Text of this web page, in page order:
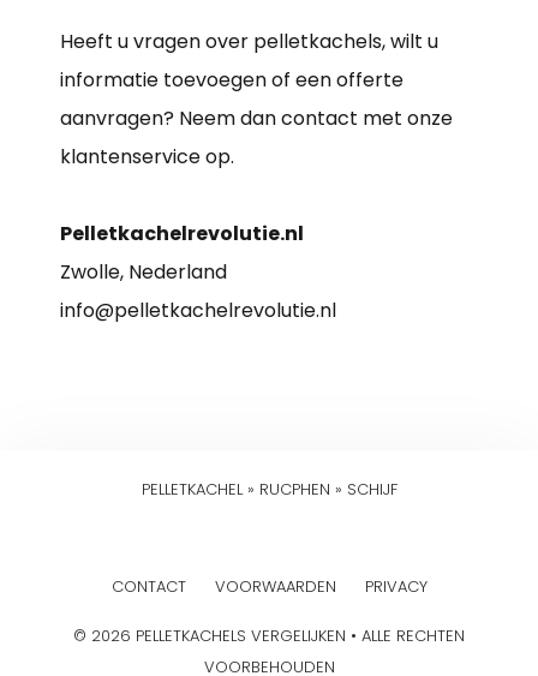
Heeft u vragen over pelletkachels, wilt u
informatie toevoegen of een offerte
aanvragen? Neem dan contact met onze
klantenservice op.
Pelletkachelrevolutie.nl
Zwolle, Nederland
info@pelletkachelrevolutie.nl
PELLETKACHEL» RUCPHEN » SCHIJF
CONTACT VOORWAARDEN PRIVACY
© 2026 PELLETKACHELS VERGELIJKEN • ALLE RECHTEN
VOORBEHOUDEN